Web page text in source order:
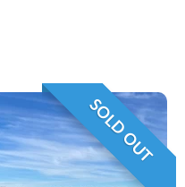
VENDIDO
SOLD OUT